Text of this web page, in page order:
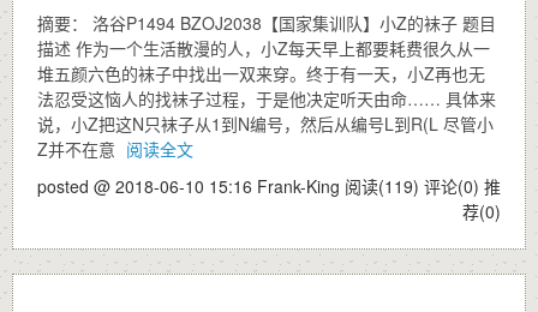
摘要： 洛谷P1494 BZOJ2038【国家集训队】小Z的袜子 题目
描述 作为一个生活散漫的人，小Z每天早上都要耗费很久从一
堆五颜六色的袜子中找出一双来穿。终于有一天，小Z再也无
法忍受这恼人的找袜子过程，于是他决定听天由命…… 具体来
说，小Z把这N只袜子从1到N编号，然后从编号L到R(L 尽管小
Z并不在意 阅读全文
posted @ 2018-06-10 15:16 Frank-King 阅读(119) 评论(0) 推
荐(0)